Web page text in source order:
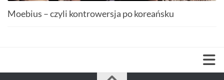
Moebius – czyli kontrowersja po koreańsku